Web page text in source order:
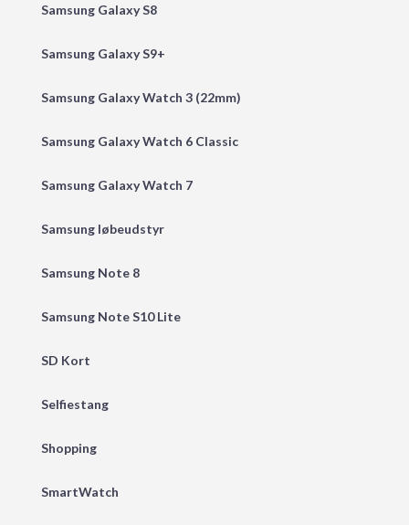
Samsung Galaxy S8
Samsung Galaxy S9+
Samsung Galaxy Watch 3 (22mm)
Samsung Galaxy Watch 6 Classic
Samsung Galaxy Watch 7
Samsung løbeudstyr
Samsung Note 8
Samsung Note S10 Lite
SD Kort
Selfiestang
Shopping
SmartWatch